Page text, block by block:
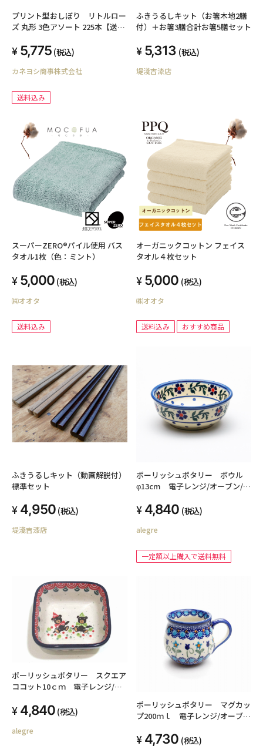
プリント型おしぼり リトルロー
ズ 丸形 3色アソート 225本【送料
5,775 (税込)
カネヨシ商事株式会社
送料込み
ふきうるしキット（お箸木地2膳
付）＋お箸3膳合計お箸5膳セット
5,313 (税込)
堤淺吉漆店
スーパーZERO®パイル使用 バス
タオル1枚（色：ミント）
5,000 (税込)
㈱オオタ
送料込み
オーガニックコットン フェイス
タオル４枚セット
5,000 (税込)
㈱オオタ
送料込み おすすめ商品
ふきうるしキット（動画解説付）
標準セット
4,950 (税込)
堤淺吉漆店
ポーリッシュポタリー ボウル
φ13cm 電子レンジ/オーブン/食
4,840 (税込)
alegre
一定額以上購入で送料無料
ポーリッシュポタリー スクエア
ココット10ｃｍ 電子レンジ/オ
4,840 (税込)
alegre
ポーリッシュポタリー マグカッ
プ200ｍｌ 電子レンジ/オーブ
4,730 (税込)